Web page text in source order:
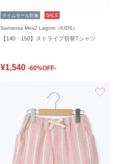
タイムセール対象 SALE
Samansa Mos2 Lagom（KIDS）
【140・150】ストライプ切替Tシャツ
¥1,540 -60%OFF-